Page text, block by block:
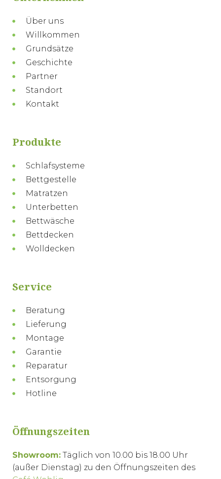
Über uns
Willkommen
Grundsätze
Geschichte
Partner
Standort
Kontakt
Produkte
Schlafsysteme
Bettgestelle
Matratzen
Unterbetten
Bettwäsche
Bettdecken
Wolldecken
Service
Beratung
Lieferung
Montage
Garantie
Reparatur
Entsorgung
Hotline
Öffnungszeiten
Showroom: Täglich von 10.00 bis 18.00 Uhr
(außer Dienstag) zu den Öffnungszeiten des